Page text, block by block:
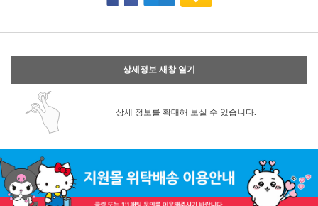
상세정보 새창 열기
상세 정보를 확대해 보실 수 있습니다.